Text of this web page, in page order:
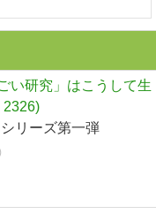
い研究」はこうして生
2326)
リーズ第一弾